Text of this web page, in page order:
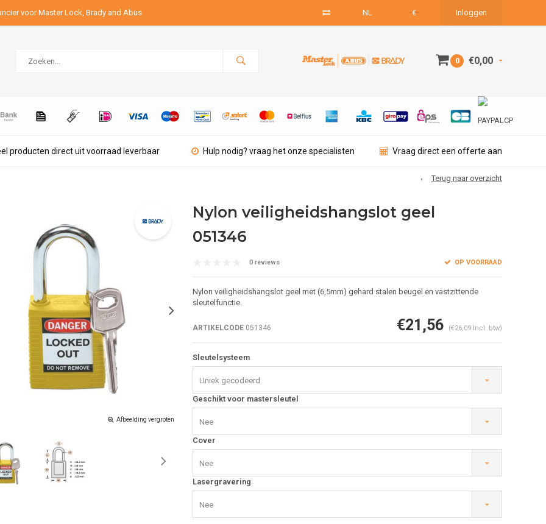
voor Master Lock, Brady and Abus NL € Inloggen
0 €0,00
producten direct uit voorraad leverbaar Hulp nodig? vraag het onze specialisten Vraag direct een offerte aan
Terug naar overzicht
Afbeelding vergroten
Nylon veiligheidshangslot geel
051346
0 reviews OP VOORRAAD
Nylon veiligheidshangslot geel met (6,5mm) gehard stalen beugel en vastzittende
sleutelfunctie.
ARTIKELCODE051346 €21,56 (€26,09 Incl. btw)
Sleutelsysteem
Uniek gecodeerd
Geschikt voor mastersleutel
Nee
Cover
Nee
Lasergravering
Nee